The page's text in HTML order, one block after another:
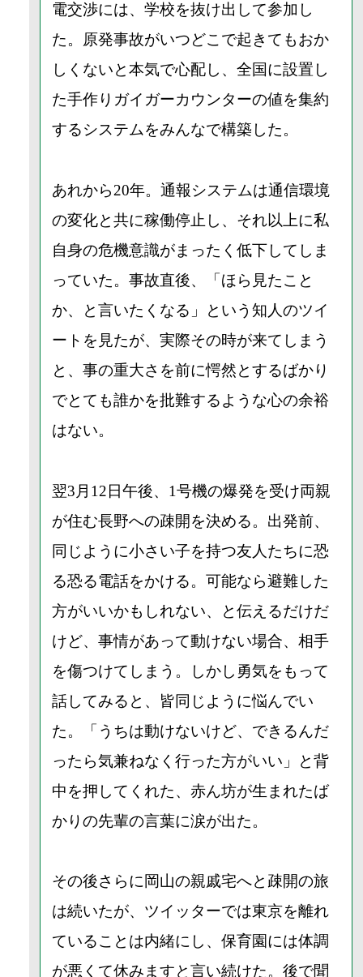
電交渉には、学校を抜け出して参加し
た。原発事故がいつどこで起きてもおか
しくないと本気で心配し、全国に設置し
た手作りガイガーカウンターの値を集約
するシステムをみんなで構築した。
あれから20年。通報システムは通信環境
の変化と共に稼働停止し、それ以上に私
自身の危機意識がまったく低下してしま
っていた。事故直後、「ほら見たこと
か、と言いたくなる」という知人のツイ
ートを見たが、実際その時が来てしまう
と、事の重大さを前に愕然とするばかり
でとても誰かを批難するような心の余裕
はない。
翌3月12日午後、1号機の爆発を受け両親
が住む長野への疎開を決める。出発前、
同じように小さい子を持つ友人たちに恐
る恐る電話をかける。可能なら避難した
方がいいかもしれない、と伝えるだけだ
けど、事情があって動けない場合、相手
を傷つけてしまう。しかし勇気をもって
話してみると、皆同じように悩んでい
た。「うちは動けないけど、できるんだ
ったら気兼ねなく行った方がいい」と背
中を押してくれた、赤ん坊が生まれたば
かりの先輩の言葉に涙が出た。
その後さらに岡山の親戚宅へと疎開の旅
は続いたが、ツイッターでは東京を離れ
ていることは内緒にし、保育園には体調
が悪くて休みますと言い続けた。後で聞